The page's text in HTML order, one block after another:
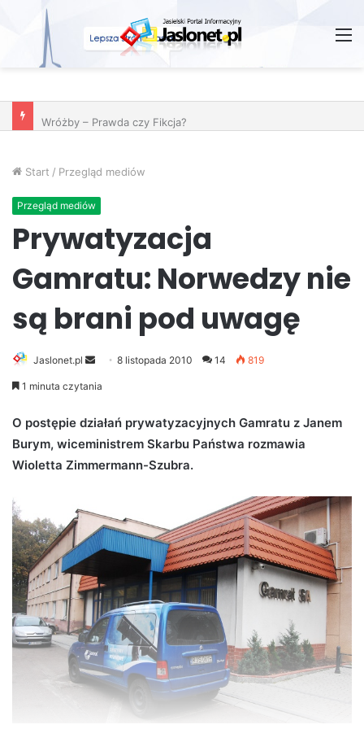
Wróżby – Prawda czy Fikcja?
Start / Przegląd mediów
Przegląd mediów
Prywatyzacja
Gamratu: Norwedzy nie
są brani pod uwagę
Jaslonet.pl
e
d
a
a
i
l
8 listopada 2010 14 819
1 minuta czytania
O postępie działań prywatyzacyjnych Gamratu z Janem
Burym, wiceministrem Skarbu Państwa rozmawia
Wioletta Zimmermann-Szubra.